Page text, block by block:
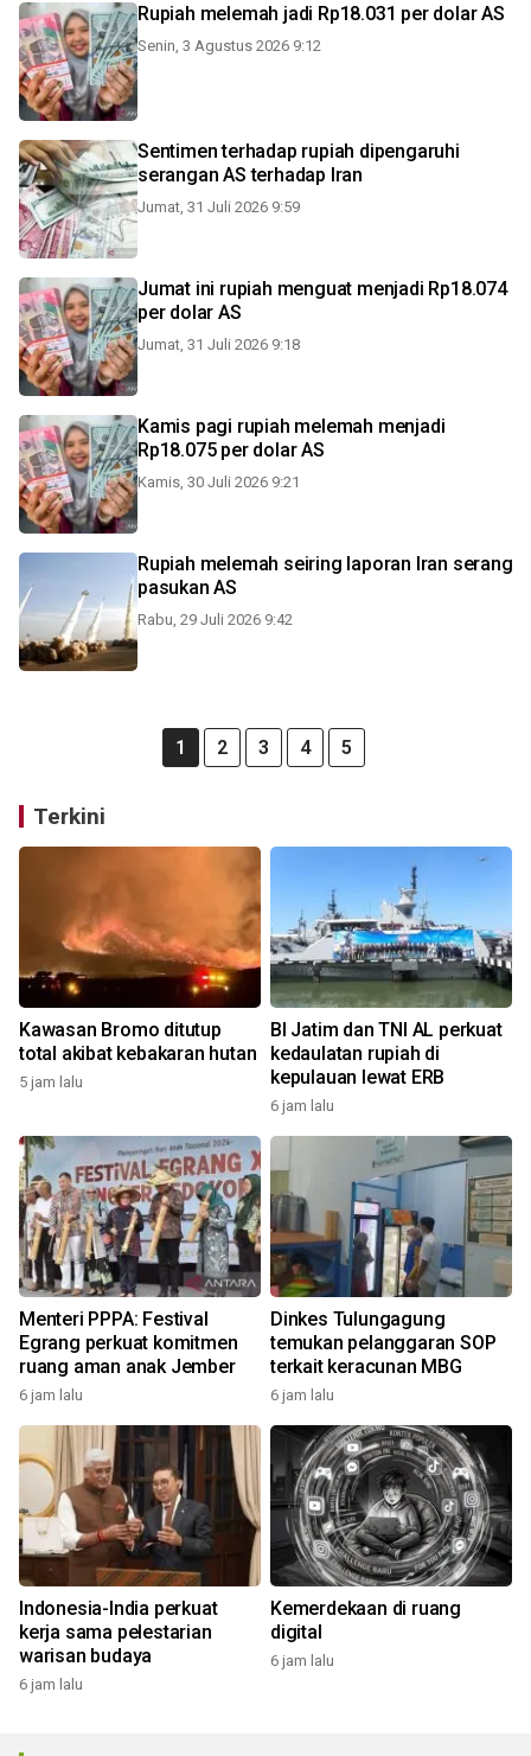
Rupiah melemah jadi Rp18.031 per dolar AS
Senin, 3 Agustus 2026 9:12
Sentimen terhadap rupiah dipengaruhi
serangan AS terhadap Iran
Jumat, 31 Juli 2026 9:59
Jumat ini rupiah menguat menjadi Rp18.074
per dolar AS
Jumat, 31 Juli 2026 9:18
Kamis pagi rupiah melemah menjadi
Rp18.075 per dolar AS
Kamis, 30 Juli 2026 9:21
Rupiah melemah seiring laporan Iran serang
pasukan AS
Rabu, 29 Juli 2026 9:42
1 2 3 4 5
Terkini
Kawasan Bromo ditutup
total akibat kebakaran hutan
5 jam lalu
BI Jatim dan TNI AL perkuat
kedaulatan rupiah di
kepulauan lewat ERB
6 jam lalu
Menteri PPPA: Festival
Egrang perkuat komitmen
ruang aman anak Jember
6 jam lalu
Dinkes Tulungagung
temukan pelanggaran SOP
terkait keracunan MBG
6 jam lalu
Indonesia-India perkuat
kerja sama pelestarian
warisan budaya
6 jam lalu
Kemerdekaan di ruang
digital
6 jam lalu